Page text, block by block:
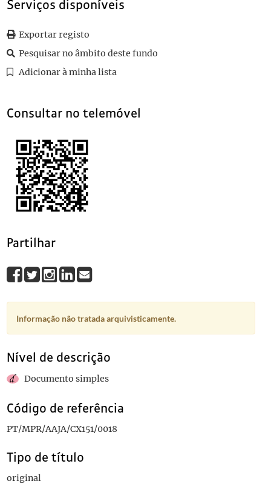
0020
Sem título 1915-06-03
0022 Sem título
0023
Sem título 1916-02-26
0105 Sem título 1906-06-25
Serviços disponíveis
Exportar registo
Pesquisar no âmbito deste fundo
Adicionar à minha lista
Consultar no telemóvel
Partilhar
Informação não tratada arquivisticamente.
Nível de descrição
Documento simples
Código de referência
PT/MPR/AAJA/CX151/0018
Tipo de título
original